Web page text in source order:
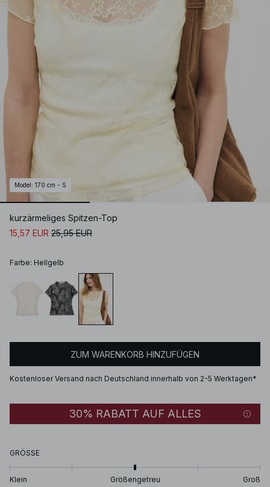
Model : 170 cm - S
kurzärmeliges Spitzen-Top
15,57 EUR 25,95 EUR
Farbe: Hellgelb
ZUM WARENKORB HINZUFÜGEN
Kostenloser Versand nach Deutschland innerhalb von 2-5 Werktagen*
30% RABATT AUF ALLES
GRÖSSE
Klein Größengetreu Groß